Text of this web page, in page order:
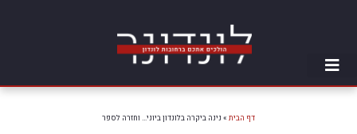
דף הבית » נינה ביקרה בלונדון ביוני… וחזרה לספר